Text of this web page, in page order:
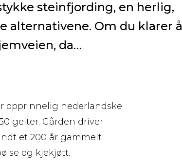
steinfjording, en herlig,
alternativene. Om du klarer å
da…
opprinnelig nederlandske
geiter. Gården driver
et 200 år gammelt
og kjekjøtt.